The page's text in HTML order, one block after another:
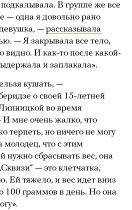
В группе же все
— одна я довольно рано
— рассказывала
— Я закрывала все тело,
видно. И как-то после какой-
и заплакала».
кушать, —
о своей 15-летней
во время
мне очень жалко, что
терпеть, но ничего не могу
молодец, что с этим
нужно сбрасывать вес, она
— это клетчатка,
Ей тяжело, и вес идет вниз
100 граммов в день. Но она